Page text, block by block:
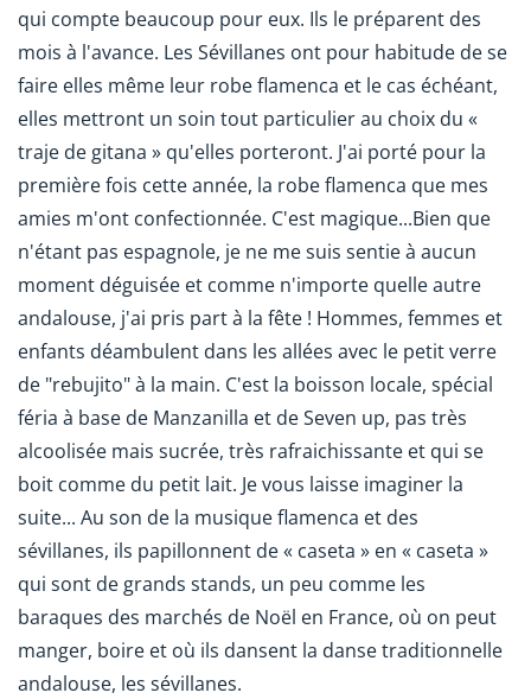
qui compte beaucoup pour eux. Ils le préparent des
mois à l'avance. Les Sévillanes ont pour habitude de se
faire elles même leur robe flamenca et le cas échéant,
elles mettront un soin tout particulier au choix du «
traje de gitana » qu'elles porteront. J'ai porté pour la
première fois cette année, la robe flamenca que mes
amies m'ont confectionnée. C'est magique...Bien que
n'étant pas espagnole, je ne me suis sentie à aucun
moment déguisée et comme n'importe quelle autre
andalouse, j'ai pris part à la fête ! Hommes, femmes et
enfants déambulent dans les allées avec le petit verre
de "rebujito" à la main. C'est la boisson locale, spécial
féria à base de Manzanilla et de Seven up, pas très
alcoolisée mais sucrée, très rafraichissante et qui se
boit comme du petit lait. Je vous laisse imaginer la
suite... Au son de la musique flamenca et des
sévillanes, ils papillonnent de « caseta » en « caseta »
qui sont de grands stands, un peu comme les
baraques des marchés de Noël en France, où on peut
manger, boire et où ils dansent la danse traditionnelle
andalouse, les sévillanes.